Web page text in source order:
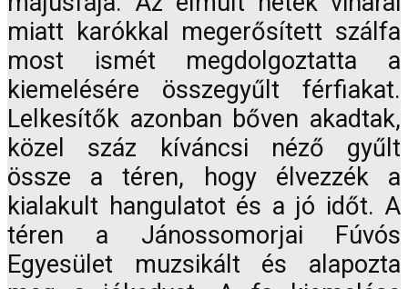
miatt karókkal megerősített szálfa
most ismét megdolgoztatta a
kiemelésére összegyűlt férfiakat.
Lelkesítők azonban bőven akadtak,
közel száz kíváncsi néző gyűlt
össze a téren, hogy élvezzék a
kialakult hangulatot és a jó időt. A
téren a Jánossomorjai Fúvós
Egyesület muzsikált és alapozta